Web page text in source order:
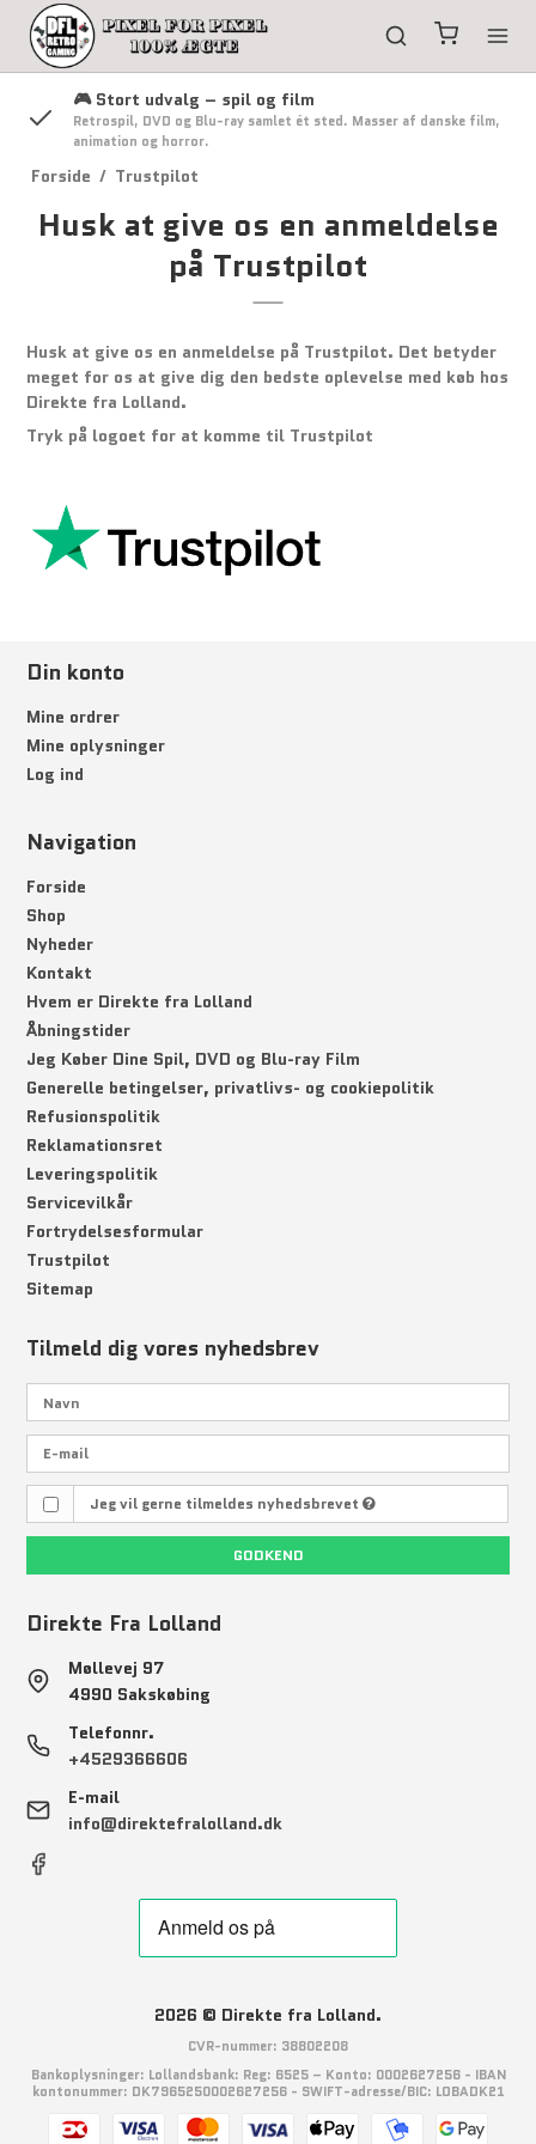
🎮 Stort udvalg – spil og film
Retrospil, DVD og Blu-ray samlet ét sted. Masser af danske film,
animation og horror.
Forside / Trustpilot
Husk at give os en anmeldelse
på Trustpilot
Husk at give os en anmeldelse på Trustpilot. Det betyder
meget for os at give dig den bedste oplevelse med køb hos
Direkte fra Lolland.
Tryk på logoet for at komme til Trustpilot
Din konto
Mine ordrer
Mine oplysninger
Log ind
Navigation
Forside
Shop
Nyheder
Kontakt
Hvem er Direkte fra Lolland
Åbningstider
Jeg Køber Dine Spil, DVD og Blu-ray Film
Generelle betingelser, privatlivs- og cookiepolitik
Refusionspolitik
Reklamationsret
Leveringspolitik
Servicevilkår
Fortrydelsesformular
Trustpilot
Sitemap
Tilmeld dig vores nyhedsbrev
Jeg vil gerne tilmeldes nyhedsbrevet
GODKEND
Direkte Fra Lolland
Møllevej 97
4990 Sakskøbing
Telefonnr.
+4529366606
E-mail
info@direktefralolland.dk
2026 © Direkte fra Lolland.
CVR-nummer: 38802208
Bankoplysninger: Lollandsbank: Reg: 6525 – Konto: 0002627256 - IBAN
kontonummer: DK7965250002627256 - SWIFT-adresse/BIC: LOBADK21